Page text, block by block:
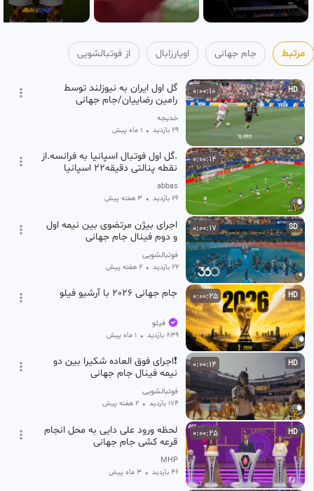
مرتبط جام جهانی اویارزابال از فوتبالشویی
HD
0:00:10
گل اول ایران به نیوزلند توسط
رامین رضاییان/جام جهانی
۲۰۲۶،فوتبال
خدیجه
29 بازدید • 1 ماه پیش
0:00:14
.گل اول فوتبال اسپانیا به فرانسه.از
نقطه پنالتی دقیقه۲۲ اسپانیا
آمريکا.
abbas
26 بازدید • ۳ هفته پیش
SD
0:00:17
اجرای بیژن مرتضوی بین نیمه اول
و دوم فینال جام جهانی
فوتبالشویی
22 بازدید • ۲ هفته پیش
HD
0:00:25 جام جهانی 2026 با آرشیو فیلو
فیلو
839 بازدید • 1 ماه پیش
HD
0:00:14
❗️اجرای فوق العاده شکیرا بین دو
نیمه فینال جام جهانی
فوتبالشویی
174 بازدید • ۲ هفته پیش
HD
0:00:25
لحظه ورود علی دایی به محل انجام
قرعه کشی جام جهانی
MHP
46 بازدید • 3 ماه پیش